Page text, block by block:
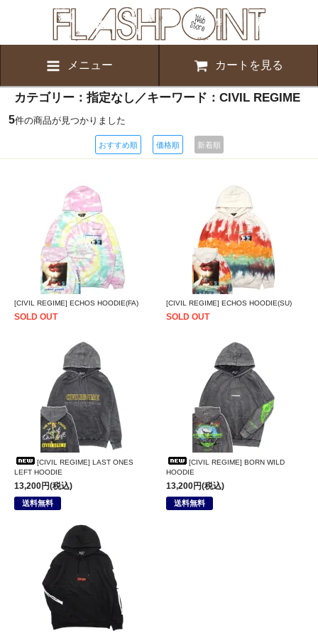
メニュー カートを見る
カテゴリー：指定なし／キーワード：CIVIL REGIME
5件の商品が見つかりました
おすすめ順 価格順 新着順
[CIVIL REGIME] ECHOS HOODIE(FA)
SOLD OUT
[CIVIL REGIME] ECHOS HOODIE(SU)
SOLD OUT
[CIVIL REGIME] LAST ONES
LEFT HOODIE
13,200円(税込)
送料無料
[CIVIL REGIME] BORN WILD
HOODIE
13,200円(税込)
送料無料